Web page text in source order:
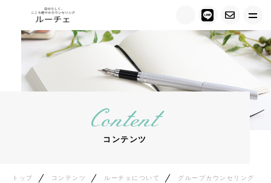
トップ
ルーチェについて
キャンペーン情報
カウンセラー紹介
Content
コンテンツ
トップ コンテンツ ルーチェについて グループカウンセリング